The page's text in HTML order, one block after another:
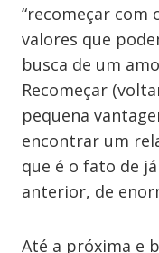
“recomeçar com
valores que
busca de um
Recomeçar
pequena
encontrar um
que é o fato de
anterior, de
Até a próxima e